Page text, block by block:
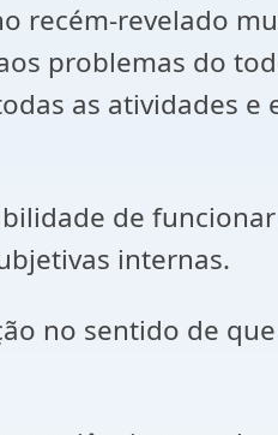
revelado
problemas do
as atividades e
de
internas.
no sentido de